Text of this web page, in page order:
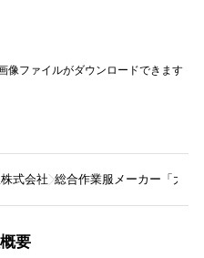
像ファイルがダウンロードできます
式会社 総合作業服メーカー「大川
要